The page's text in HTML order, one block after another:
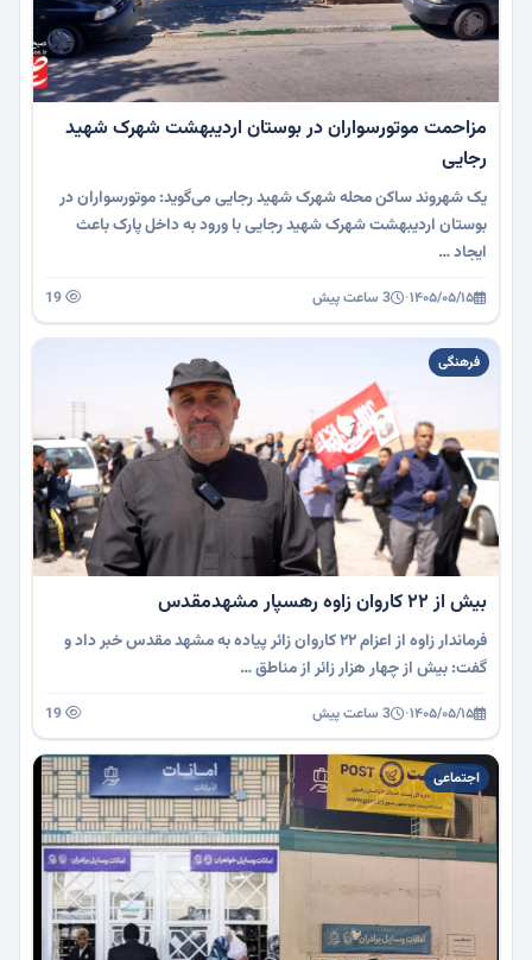
مزاحمت موتورسواران در بوستان اردیبهشت شهرک شهید
رجایی
یک شهروند ساکن محله شهرک شهید رجایی می‌گوید: موتورسواران در
بوستان اردیبهشت شهرک شهید رجایی با ورود به داخل پارک باعث
ایجاد …
۱۴۰۵/۰۵/۱۵· 3 ساعت پیش
فرهنگی
بیش از 22 کاروان زاوه رهسپار مشهدمقدس
فرماندار زاوه از اعزام ۲۲ کاروان زائر پیاده به مشهد مقدس خبر داد و
گفت: بیش از چهار هزار زائر از مناطق …
۱۴۰۵/۰۵/۱۵· 3 ساعت پیش
اجتماعی